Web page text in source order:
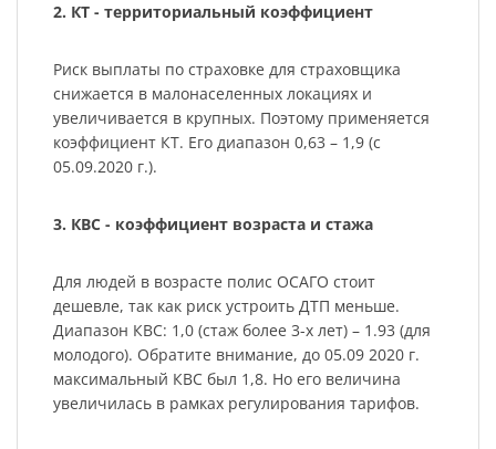
2. КТ - территориальный коэффициент
Риск выплаты по страховке для страховщика
снижается в малонаселенных локациях и
увеличивается в крупных. Поэтому применяется
коэффициент КТ. Его диапазон 0,63 – 1,9 (с
05.09.2020 г.).
3. КВС - коэффициент возраста и стажа
Для людей в возрасте полис ОСАГО стоит
дешевле, так как риск устроить ДТП меньше.
Диапазон КВС: 1,0 (стаж более 3-х лет) – 1.93 (для
молодого). Обратите внимание, до 05.09 2020 г.
максимальный КВС был 1,8. Но его величина
увеличилась в рамках регулирования тарифов.